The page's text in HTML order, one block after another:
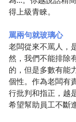
得上級青睞。
罵兩句就玻璃心
老闆從來不罵人，
然，我們不能排除
的，但是多數有能
個性。作為老闆有
行批判和指正，越
希望幫助員工不斷